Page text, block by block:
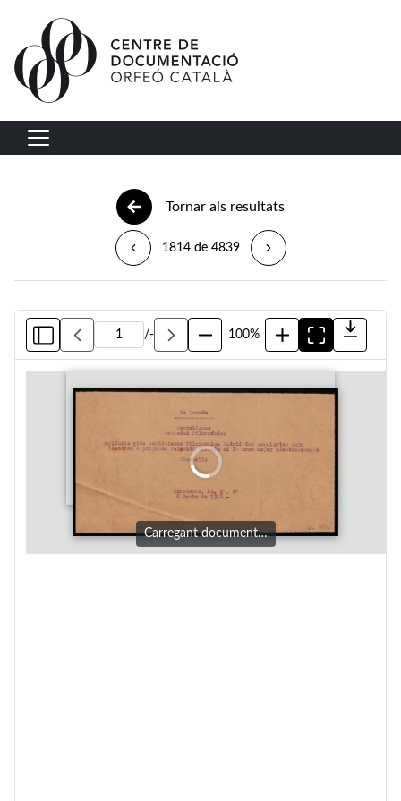
Vés al contingut
Navegació principal
Tornar als resultats
1814 de 4839
/- 100%
Carregant document…